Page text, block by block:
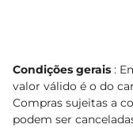
Condições gerais :
valor válido é o do
Compras sujeitas a
podem ser